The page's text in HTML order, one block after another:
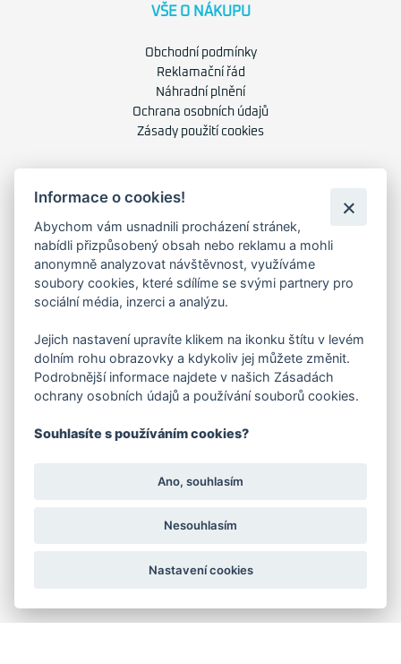
VŠE O NÁKUPU
Obchodní podmínky
Reklamační řád
Náhradní plnění
Ochrana osobních údajů
Zásady použití cookies
O společnosti
Kariéra
Kontakty
FAKTURAČNÍ ADRESA
Praha 4 - Nusle, 140 00
IČO: 28404009
DIČ: CZ28404009
Informace o cookies!
Abychom vám usnadnili procházení stránek,
nabídli přizpůsobený obsah nebo reklamu a mohli
anonymně analyzovat návštěvnost, využíváme
soubory cookies, které sdílíme se svými partnery pro
sociální média, inzerci a analýzu.
Jejich nastavení upravíte klikem na ikonku štítu v levém
dolním rohu obrazovky a kdykoliv jej můžete změnit.
Podrobnější informace najdete v našich Zásadách
ochrany osobních údajů a používání souborů cookies.
Souhlasíte s používáním cookies?
Ano, souhlasím
Nesouhlasím
Nastavení cookies